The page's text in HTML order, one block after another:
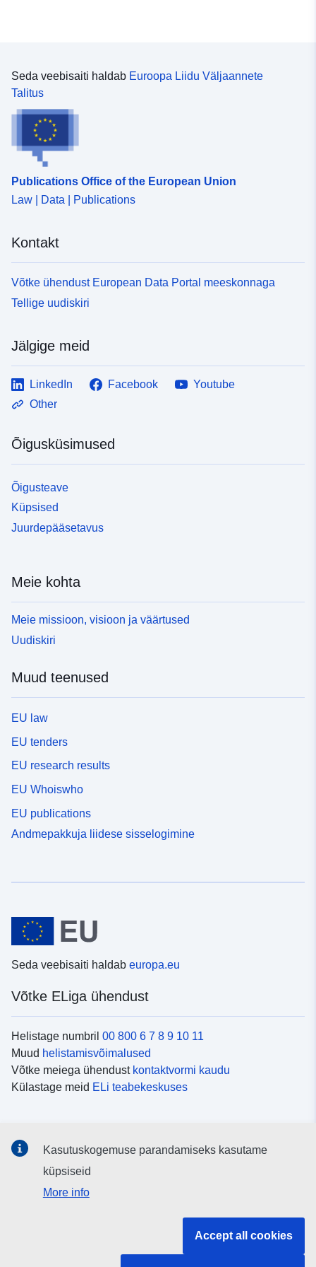
Seda veebisaiti haldab Euroopa Liidu Väljaannete
Talitus
Publications Office of the European Union
Law | Data | Publications
Kontakt
Võtke ühendust European Data Portal meeskonnaga
Tellige uudiskiri
Jälgige meid
LinkedIn Facebook
Youtube
Other
Õigusküsimused
Õigusteave
Küpsised
Juurdepääsetavus
Meie kohta
Meie missioon, visioon ja väärtused
Uudiskiri
Muud teenused
EU law
EU tenders
EU research results
EU Whoiswho
EU publications
Andmepakkuja liidese sisselogimine
Seda veebisaiti haldab europa.eu
Võtke ELiga ühendust
Helistage numbril 00 800 6 7 8 9 10 11
Muud helistamisvõimalused
Võtke meiega ühendust kontaktvormi kaudu
Külastage meid ELi teabekeskuses
Otsige ELi teavet
ELi institutsioonid ja asutused
Kasutuskogemuse parandamiseks kasutame
küpsiseid
More info
Accept all cookies